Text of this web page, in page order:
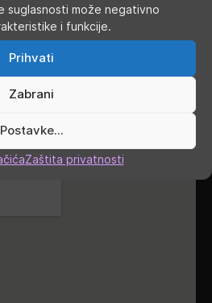
suglasnosti može negativno
i funkcije.
Prihvati
Zabrani
Postavke...
Zaštita privatnosti
9.00 - 19.00